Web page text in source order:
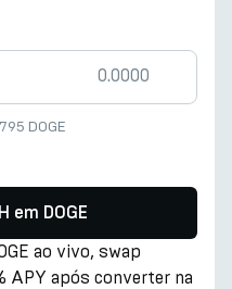
DOGE
em DOGE
ao vivo, swap
APY após converter na